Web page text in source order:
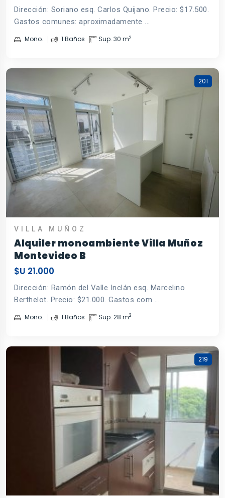
Dirección: Soriano esq. Carlos Quijano. Precio: $17.500.
Gastos comunes: aproximadamente ...
Mono. 1 Baños Sup. 30 m2
201
VILLA MUÑOZ
Alquiler monoambiente Villa Muñoz
Montevideo B
$U 21.000
Dirección: Ramón del Valle Inclán esq. Marcelino
Berthelot. Precio: $21.000. Gastos com ...
Mono. 1 Baños Sup. 28 m2
219